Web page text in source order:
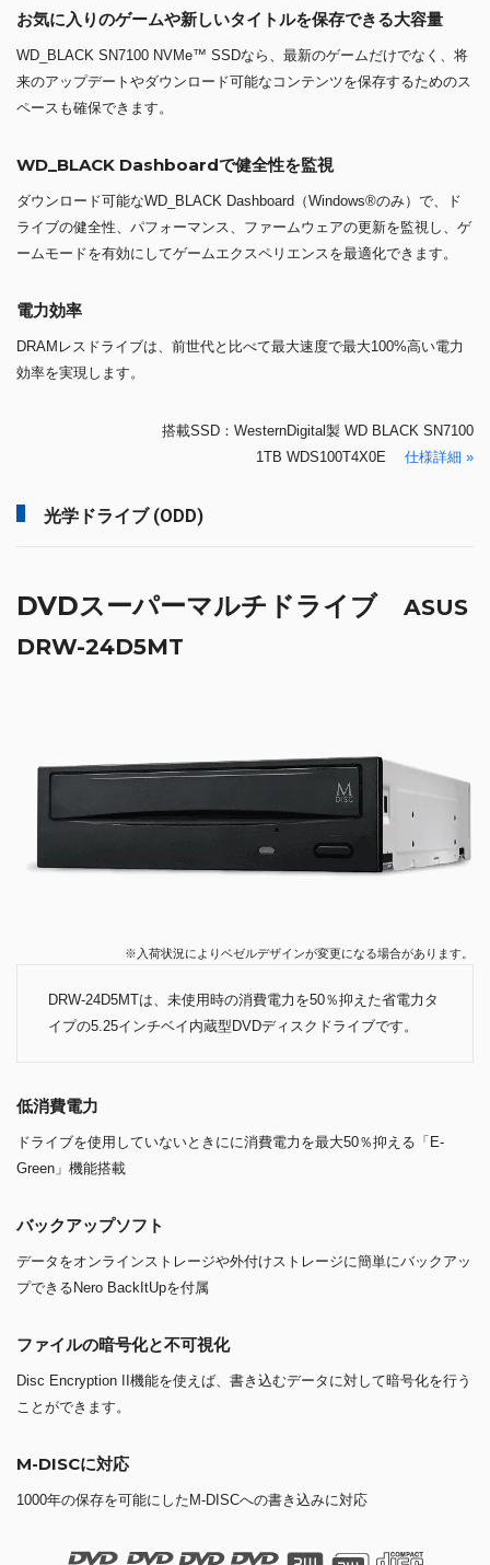
お気に入りのゲームや新しいタイトルを保存できる大容量
WD_BLACK SN7100 NVMe™ SSDなら、最新のゲームだけでなく、将
来のアップデートやダウンロード可能なコンテンツを保存するためのス
ペースも確保できます。
WD_BLACK Dashboardで健全性を監視
ダウンロード可能なWD_BLACK Dashboard（Windows®のみ）で、ド
ライブの健全性、パフォーマンス、ファームウェアの更新を監視し、ゲ
ームモードを有効にしてゲームエクスペリエンスを最適化できます。
電力効率
DRAMレスドライブは、前世代と比べて最大速度で最大100%高い電力
効率を実現します。
搭載SSD：WesternDigital製 WD BLACK SN7100
1TB WDS100T4X0E 仕様詳細 »
光学ドライブ (ODD)
DVDスーパーマルチドライブ ASUS
DRW-24D5MT
※入荷状況によりベゼルデザインが変更になる場合があります。
DRW-24D5MTは、未使用時の消費電力を50％抑えた省電力タ
イプの5.25インチベイ内蔵型DVDディスクドライブです。
低消費電力
ドライブを使用していないときにに消費電力を最大50％抑える「E-
Green」機能搭載
バックアップソフト
データをオンラインストレージや外付けストレージに簡単にバックアッ
プできるNero BackItUpを付属
ファイルの暗号化と不可視化
Disc Encryption II機能を使えば、書き込むデータに対して暗号化を行う
ことができます。
M-DISCに対応
1000年の保存を可能にしたM-DISCへの書き込みに対応